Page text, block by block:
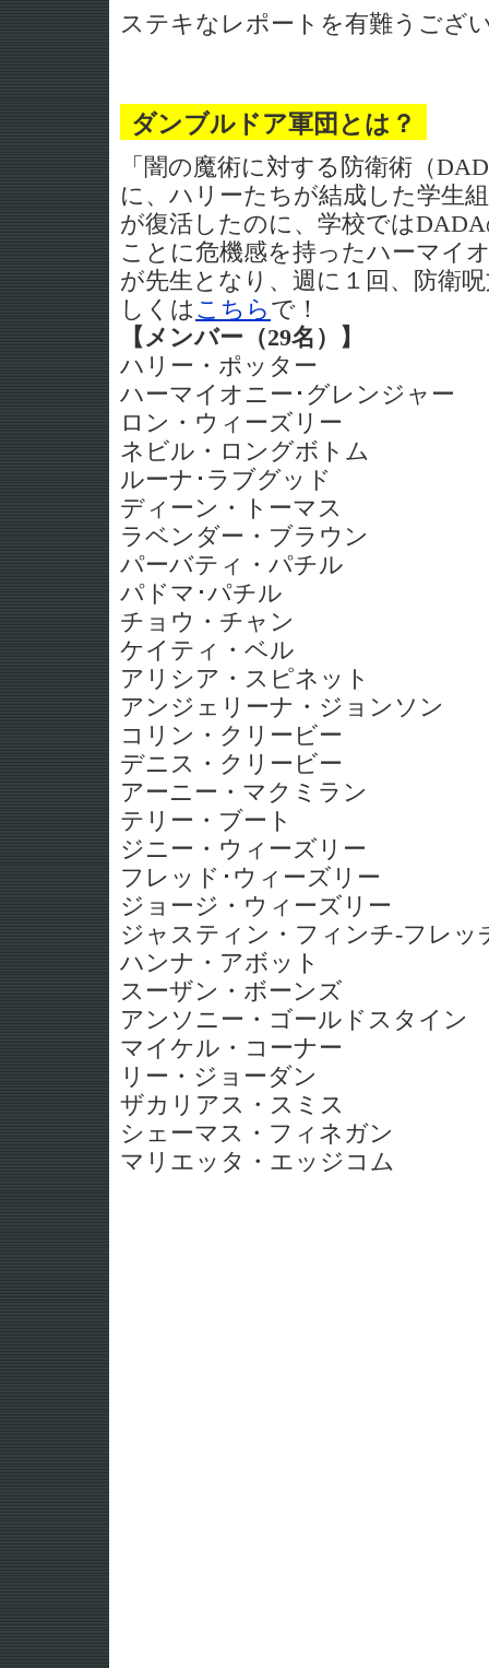
ステキなレポートを有難うござ
ダンブルドア軍団とは？
「闇の魔術に対する防衛術（
に、ハリーたちが結成した学生
が復活したのに、学校では
ことに危機感を持ったハーマイ
が先生となり、週に１回、防衛
しくは こちら で！
【メンバー（29名）】
ハリー・ポッター
ハーマイオニー･グレンジャー
ロン・ウィーズリー
ネビル・ロングボトム
ルーナ･ラブグッド
ディーン・トーマス
ラベンダー・ブラウン
パーバティ・パチル
パドマ･パチル
チョウ・チャン
ケイティ・ベル
アリシア・スピネット
アンジェリーナ・ジョンソン
コリン・クリービー
デニス・クリービー
アーニー・マクミラン
テリー・ブート
ジニー・ウィーズリー
フレッド･ウィーズリー
ジョージ・ウィーズリー
ジャスティン・フィンチ-フレッ
ハンナ・アボット
スーザン・ボーンズ
アンソニー・ゴールドスタイン
マイケル・コーナー
リー・ジョーダン
ザカリアス・スミス
シェーマス・フィネガン
マリエッタ・エッジコム